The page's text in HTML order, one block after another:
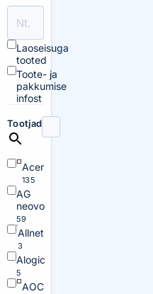
Laoseisuga
tooted
Toote- ja
pakkumise
infost
Tootjad
Acer
135
AG
neovo
59
Allnet
3
Alogic
5
AOC